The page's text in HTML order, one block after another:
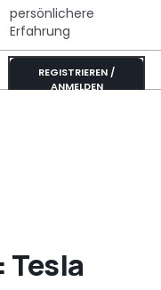
persönlichere
Erfahrung
REGISTRIEREN /
ANMELDEN
Tesla